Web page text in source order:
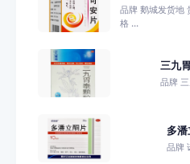
品牌 鹅城发货地
格 ...
三九
品牌
多
品牌